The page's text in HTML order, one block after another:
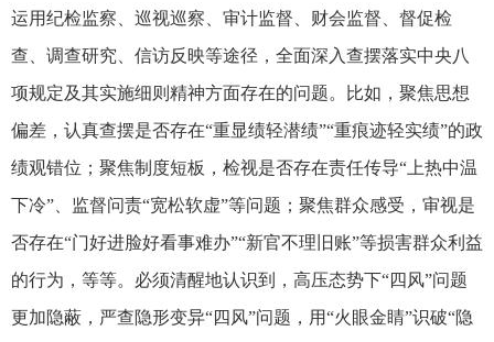
运用纪检监察、巡视巡察、审计监督、财会监督、督促检
查、调查研究、信访反映等途径，全面深入查摆落实中央八
项规定及其实施细则精神方面存在的问题。比如，聚焦思想
偏差，认真查摆是否存在“重显绩轻潜绩”“重痕迹轻实绩”的政
绩观错位；聚焦制度短板，检视是否存在责任传导“上热中温
下冷”、监督问责“宽松软虚”等问题；聚焦群众感受，审视是
否存在“门好进脸好看事难办”“新官不理旧账”等损害群众利益
的行为，等等。必须清醒地认识到，高压态势下“四风”问题
更加隐蔽，严查隐形变异“四风”问题，用“火眼金睛”识破“隐